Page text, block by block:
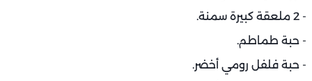
- 2 ملعقة كبيرة سمنة.
- حبة طماطم.
- حبة فلفل رومي أخضر.